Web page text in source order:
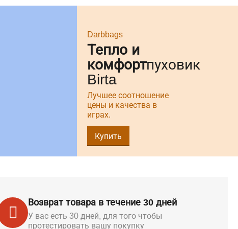
Darbbags
Тепло и
комфортпуховик
Birta
Лучшее соотношение
цены и качества в
играх.
Купить
Возврат товара в течение 30 дней
У вас есть 30 дней, для того чтобы
протестировать вашу покупку